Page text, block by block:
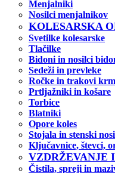
Menjalniki
Nosilci menjalnikov
KOLESARSKA
Svetilke kolesarske
Tlačilke
Bidoni in nosilci
Sedeži in prevleke
Ročke in trakovi
Prtljažniki in košare
Torbice
Blatniki
Opore koles
Stojala in stenski
Ključavnice, števci,
VZDRŽEVANJE
Čistila, spreji in